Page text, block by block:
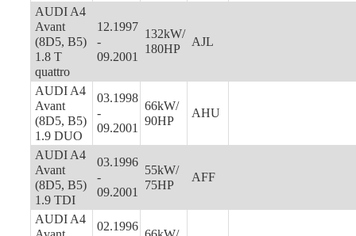
AUDI A4
Avant
(8D5, B5)
1.8 T
quattro
12.1997
-
09.2001
132kW/
180HP
AJL
AUDI A4
Avant
(8D5, B5)
1.9 DUO
03.1998
-
09.2001
66kW/
90HP
AHU
AUDI A4
Avant
(8D5, B5)
1.9 TDI
03.1996
-
09.2001
55kW/
75HP
AFF
AUDI A4
02.1996